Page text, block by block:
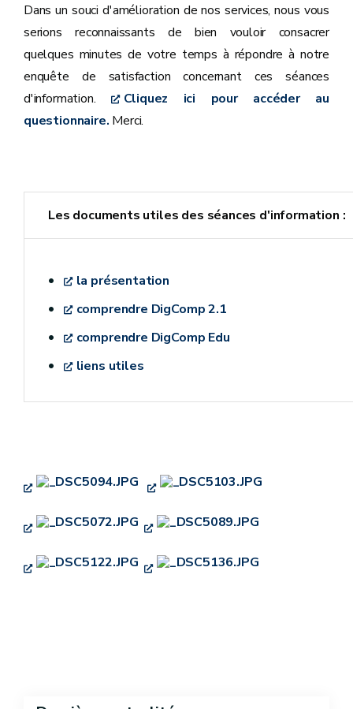
Dans un souci d'amélioration de nos services, nous vous
serions reconnaissants de bien vouloir consacrer
quelques minutes de votre temps à répondre à notre
enquête de satisfaction concernant ces séances
d'information.
Cliquez ici pour accéder au
questionnaire. Merci.
Les documents utiles des séances d'information :
la présentation
comprendre DigComp 2.1
comprendre DigComp Edu
liens utiles